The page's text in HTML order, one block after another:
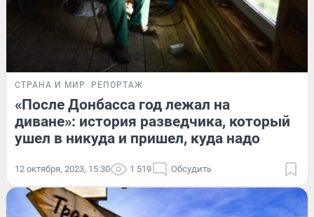
СТРАНА И МИР РЕПОРТАЖ
«После Донбасса год лежал на
диване»: история разведчика, который
ушел в никуда и пришел, куда надо
12 октября, 2023, 15:30 1 519 Обсудить